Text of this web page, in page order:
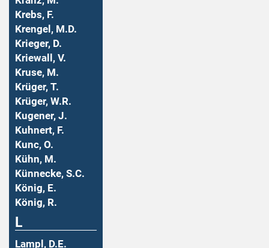
Krebs, F.
Krengel, M.D.
Krieger, D.
Kriewall, V.
Kruse, M.
Krüger, T.
Krüger, W.R.
Kugener, J.
Kuhnert, F.
Kunc, O.
Kühn, M.
Künnecke, S.C.
König, E.
König, R.
L
Lampl, D.E.